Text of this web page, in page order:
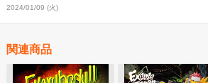
2024/01/09 (火)
関連商品